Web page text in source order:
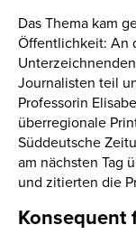
Das Thema kam
Öffentlichkeit: An
Journalisten teil
Professorin
überregionale
Süddeutsche
am nächsten Tag
und zitierten die
Konsequent